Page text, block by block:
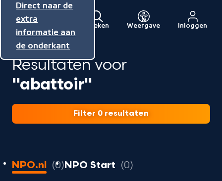
Direct naar de
inhoud
Direct naar de
hoofdnavigatie
Direct naar de
extra
informatie aan
de onderkant
Menu
Naar
de
beginpagina
van
NPO
Zoeken Weergave Inloggen
Resultaten voor
"abattoir"
Filter 0 resultaten
0
resultaten
NPO.nl 0 resultaten
NPO Start 0